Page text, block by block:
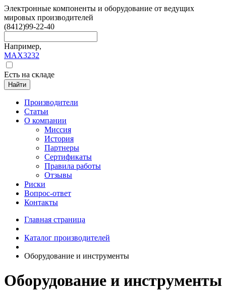
Электронные компоненты и оборудование от ведущих
мировых производителей
(8412)99-22-40
Например,
MAX3232
Есть на складе
Найти
Производители
Статьи
О компании
Миссия
История
Партнеры
Сертификаты
Правила работы
Отзывы
Риски
Вопрос-ответ
Контакты
Главная страница
Каталог производителей
Оборудование и инструменты
Оборудование и инструменты